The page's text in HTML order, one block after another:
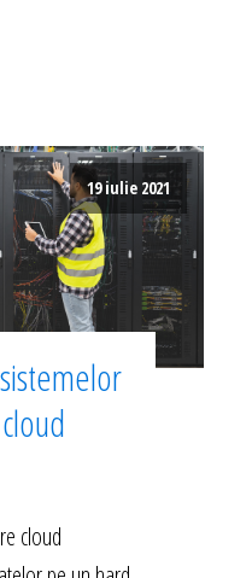
19 iulie 2021
cloud